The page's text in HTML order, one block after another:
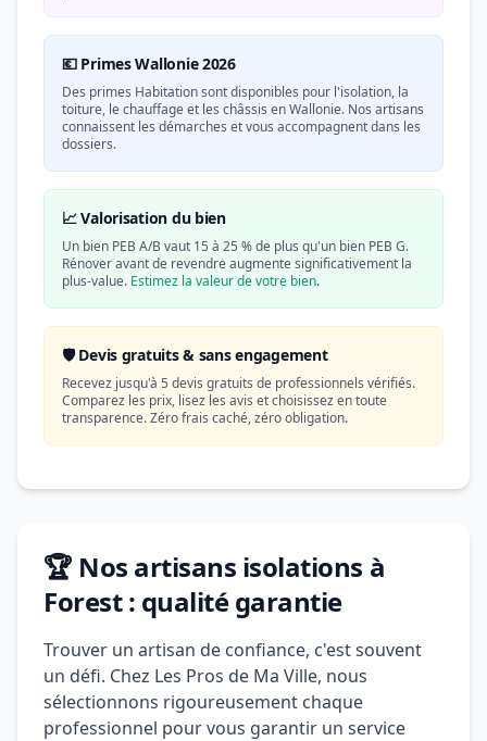
💶 Primes Wallonie 2026
Des primes Habitation sont disponibles pour l'isolation, la
toiture, le chauffage et les châssis en Wallonie. Nos artisans
connaissent les démarches et vous accompagnent dans les
dossiers.
📈 Valorisation du bien
Un bien PEB A/B vaut 15 à 25 % de plus qu'un bien PEB G.
Rénover avant de revendre augmente significativement la
plus-value. Estimez la valeur de votre bien.
🛡️ Devis gratuits & sans engagement
Recevez jusqu'à 5 devis gratuits de professionnels vérifiés.
Comparez les prix, lisez les avis et choisissez en toute
transparence. Zéro frais caché, zéro obligation.
🏆 Nos artisans isolations à
Forest : qualité garantie
Trouver un artisan de confiance, c'est souvent
un défi. Chez Les Pros de Ma Ville, nous
sélectionnons rigoureusement chaque
professionnel pour vous garantir un service